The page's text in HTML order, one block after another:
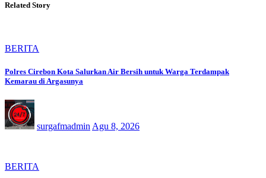
Related Story
BERITA
Polres Cirebon Kota Salurkan Air Bersih untuk Warga Terdampak
Kemarau di Argasunya
surgafmadmin Agu 8, 2026
BERITA